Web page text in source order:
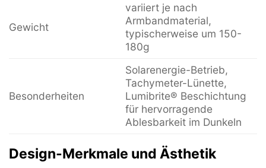
Gewicht
variiert je nach
Armbandmaterial,
typischerweise um 150-
180g
Besonderheiten
Solarenergie-Betrieb,
Tachymeter-Lünette,
Lumibrite® Beschichtung
für hervorragende
Ablesbarkeit im Dunkeln
Design-Merkmale und Ästhetik